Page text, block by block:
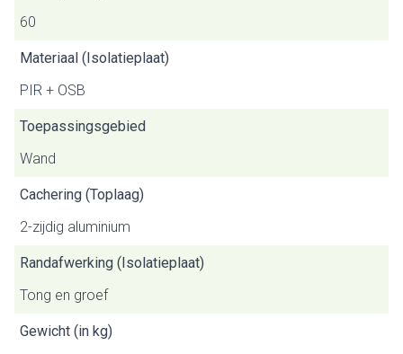
60
Materiaal (Isolatieplaat)
PIR + OSB
Toepassingsgebied
Wand
Cachering (Toplaag)
2-zijdig aluminium
Randafwerking (Isolatieplaat)
Tong en groef
Gewicht (in kg)